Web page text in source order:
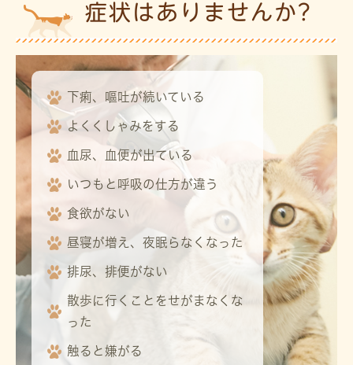
症状はありませんか?
下痢、嘔吐が続いている
よくくしゃみをする
血尿、血便が出ている
いつもと呼吸の仕方が違う
食欲がない
昼寝が増え、夜眠らなくなった
排尿、排便がない
散歩に行くことをせがまなくな
った
触ると嫌がる